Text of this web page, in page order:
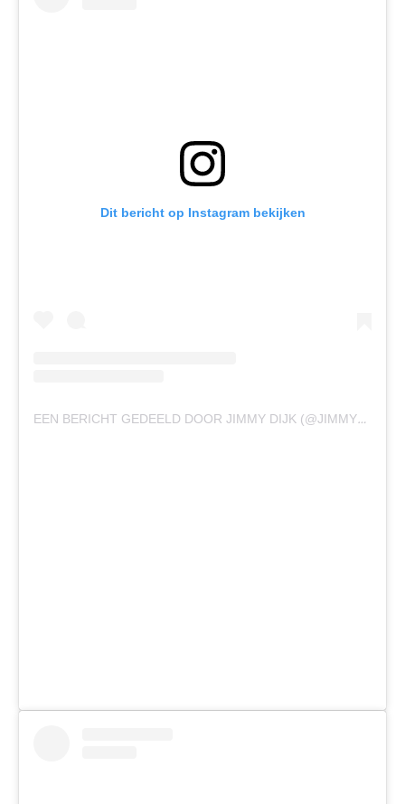
Dit bericht op Instagram bekijken
EEN BERICHT GEDEELD DOOR JIMMY DIJK (@JIMMYDIJKSP)